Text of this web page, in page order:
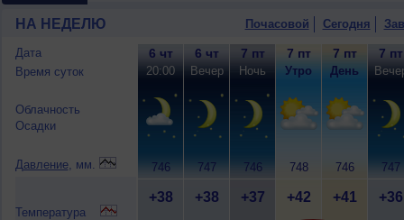
НА НЕДЕЛЮ Почасовой Сегодня
Дата
Время суток
Облачность
Осадки
Давление, мм.
Температура
6 чт
20:00
746
+38
6 чт
Вечер
747
+38
7 пт
Ночь
746
+37
7 пт
Утро
748
+42
7 пт
День
746
+41
7 пт
747
+36